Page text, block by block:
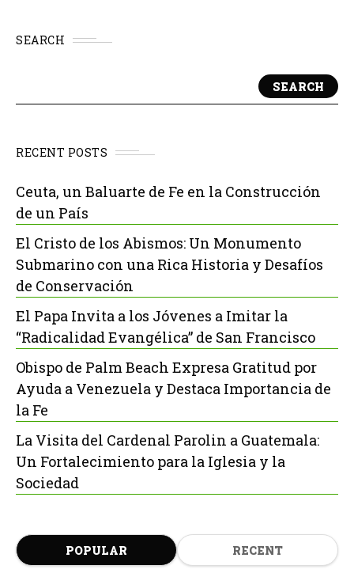
SEARCH
SEARCH
RECENT POSTS
Ceuta, un Baluarte de Fe en la Construcción
de un País
El Cristo de los Abismos: Un Monumento
Submarino con una Rica Historia y Desafíos
de Conservación
El Papa Invita a los Jóvenes a Imitar la
“Radicalidad Evangélica” de San Francisco
Obispo de Palm Beach Expresa Gratitud por
Ayuda a Venezuela y Destaca Importancia de
la Fe
La Visita del Cardenal Parolin a Guatemala:
Un Fortalecimiento para la Iglesia y la
Sociedad
POPULAR RECENT